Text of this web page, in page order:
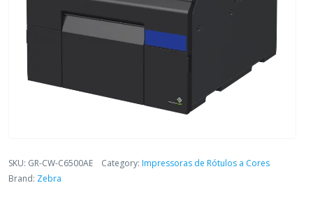
SKU: GR-CW-C6500AE Category: Impressoras de Rótulos a Cores
Brand: Zebra